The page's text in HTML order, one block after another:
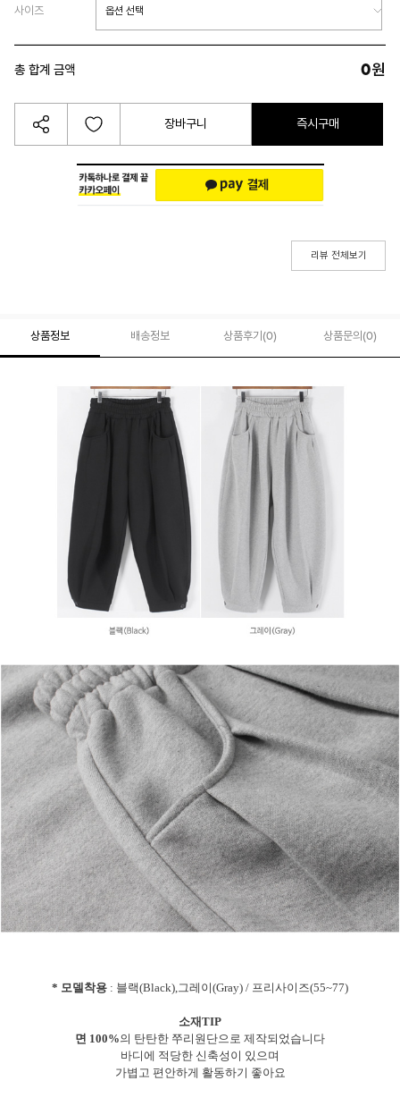
사이즈
총 합계 금액 0원
장바구니 즉시구매
리뷰 전체보기
상품정보 배송정보 상품후기(0) 상품문의 (0)
* 모델착용 : 블랙(Black),그레이(Gray) / 프리사이즈(55~77)
소재TIP
면 100%의 탄탄한 쭈리원단으로 제작되었습니다
바디에 적당한 신축성이 있으며
가볍고 편안하게 활동하기 좋아요